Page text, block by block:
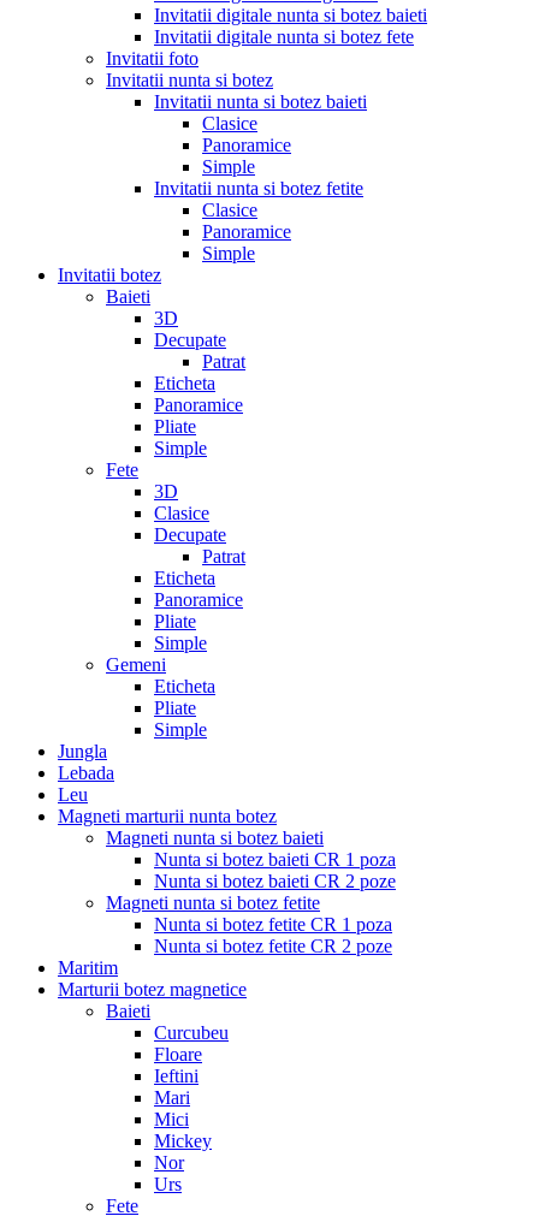
Invitatii digitale nunta si botez baieti
Invitatii digitale nunta si botez fete
Invitatii foto
Invitatii nunta si botez
Invitatii nunta si botez baieti
Clasice
Panoramice
Simple
Invitatii nunta si botez fetite
Clasice
Panoramice
Simple
Invitatii botez
Baieti
3D
Decupate
Patrat
Eticheta
Panoramice
Pliate
Simple
Fete
3D
Clasice
Decupate
Patrat
Eticheta
Panoramice
Pliate
Simple
Gemeni
Eticheta
Pliate
Simple
Jungla
Lebada
Leu
Magneti marturii nunta botez
Magneti nunta si botez baieti
Nunta si botez baieti CR 1 poza
Nunta si botez baieti CR 2 poze
Magneti nunta si botez fetite
Nunta si botez fetite CR 1 poza
Nunta si botez fetite CR 2 poze
Maritim
Marturii botez magnetice
Baieti
Curcubeu
Floare
Ieftini
Mari
Mici
Mickey
Nor
Urs
Fete